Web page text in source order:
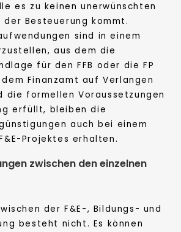
es zu keinen unerwünschten
der Besteuerung kommt.
sind in einem
aus dem die
für den FFB oder die FP
Finanzamt auf Verlangen
die formellen Voraussetzungen
erfüllt, bleiben die
auch bei einem
Projektes erhalten.
zwischen den einzelnen
der F&E-, Bildungs- und
besteht nicht. Es können